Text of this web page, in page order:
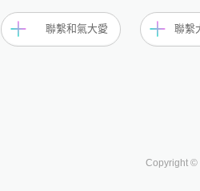
聯繫和氣大愛 聯繫
Copyright ©